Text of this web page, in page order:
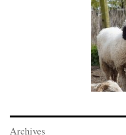
Archives